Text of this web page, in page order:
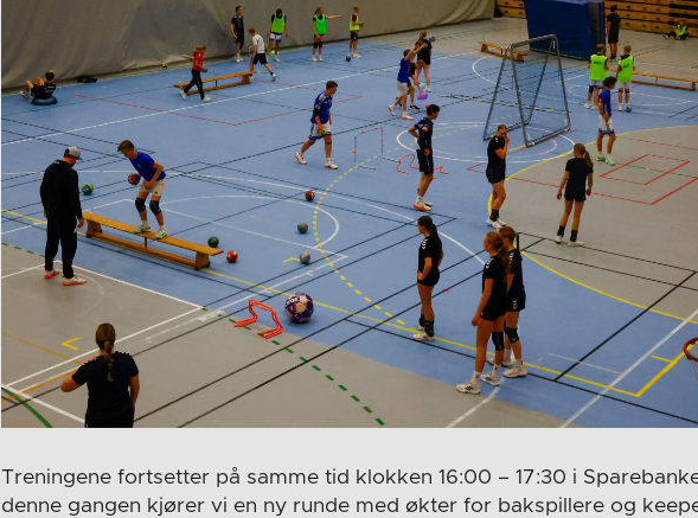
Treningene fortsetter på samme tid klokken 16:00 – 17:30 i
denne gangen kjører vi en ny runde med økter for bakspillere og